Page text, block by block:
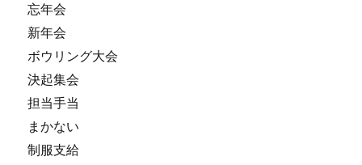
忘年会
新年会
ボウリング大会
決起集会
担当手当
まかない
制服支給